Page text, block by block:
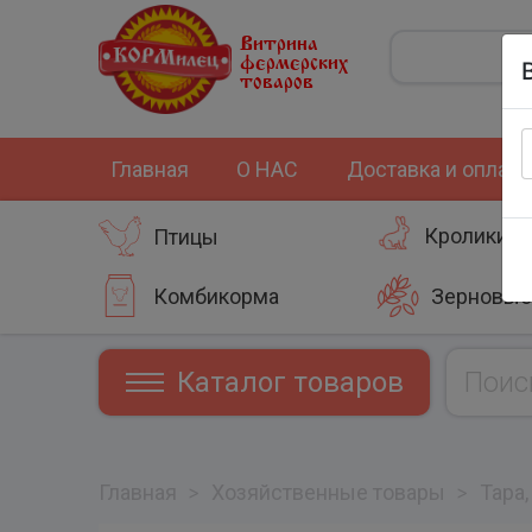
Витрина
фермерских
товаров
Главная О НАС Доставка и оплата
Птицы Кролики
Комбикорма Зерновые
Каталог товаров